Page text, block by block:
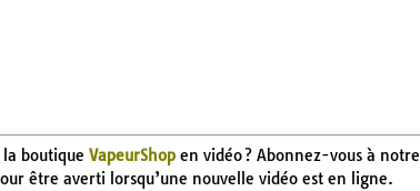
boutique VapeurShopen vidéo ? Abonnez-vous à notre
être averti lorsqu’une nouvelle vidéo est en ligne.